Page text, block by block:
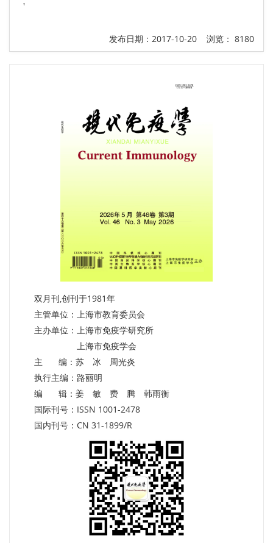
'
发布日期：2017-10-20 浏览： 8180
双月刊,创刊于1981年
主管单位：上海市教育委员会
主办单位：上海市免疫学研究所
上海市免疫学会
主 编：苏 冰 周光炎
执行主编：路丽明
编 辑：姜 敏 费 腾 韩雨衡
国际刊号：ISSN 1001-2478
国内刊号：CN 31-1899/R